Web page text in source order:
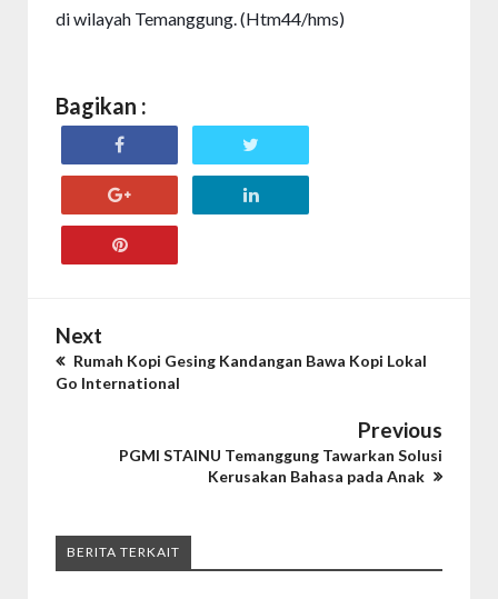
di wilayah Temanggung. (Htm44/hms)
Bagikan :
Next
Rumah Kopi Gesing Kandangan Bawa Kopi Lokal
Go International
Previous
PGMI STAINU Temanggung Tawarkan Solusi
Kerusakan Bahasa pada Anak
BERITA TERKAIT